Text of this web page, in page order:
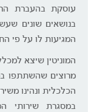
עוסקת בהעברת
בנושאים שונים
המגיעות לו על פי
המוניטין שיצא
מרוצים שהשתתפו
הכלכלית ונהינו
במסגרת שירותי